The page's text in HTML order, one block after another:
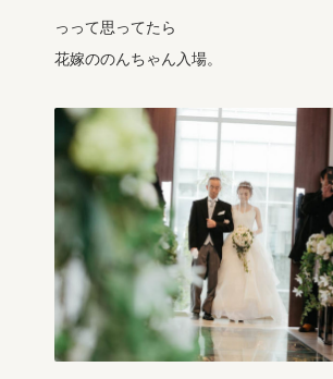
っって思ってたら
花嫁ののんちゃん入場。